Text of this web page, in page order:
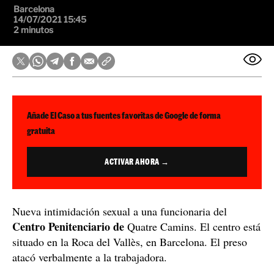
Barcelona
14/07/2021 15:45
2 minutos
Añade El Caso a tus fuentes favoritas de Google de forma
gratuita
ACTIVAR AHORA →
Nueva intimidación sexual a una funcionaria del
Centro Penitenciario de Quatre Camins. El centro está
situado en la Roca del Vallès, en Barcelona. El preso
atacó verbalmente a la trabajadora.